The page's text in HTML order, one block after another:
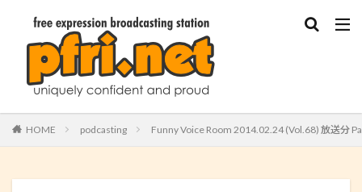
HOME podcasting Funny Voice Room 2014.02.24 (Vol.68) 放送分